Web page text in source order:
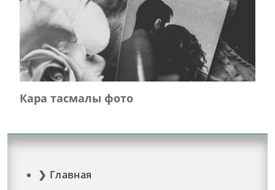
Кара тасмалы фото
Главная